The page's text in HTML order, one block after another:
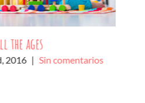
the ages
2016 | Sin comentarios